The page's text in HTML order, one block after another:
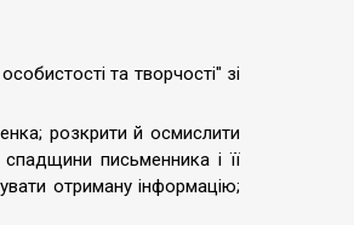
та творчості" зі
розкрити й осмислити
письменника і її
отриману інформацію;